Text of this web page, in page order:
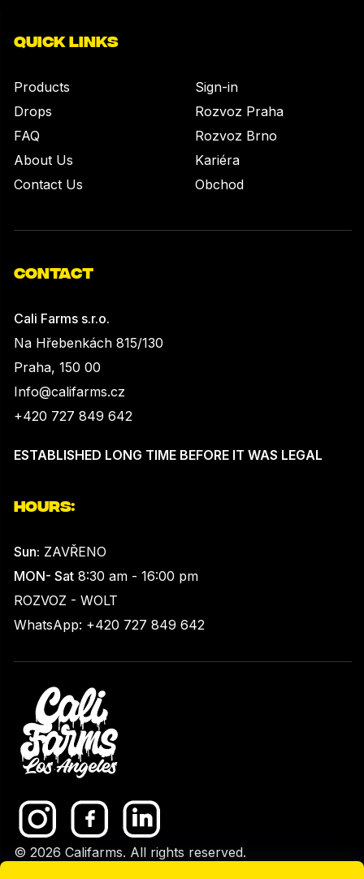
QUICK LINKS
Products
Drops
FAQ
About Us
Contact Us
Sign-in
Rozvoz Praha
Rozvoz Brno
Kariéra
Obchod
CONTACT
Cali Farms s.r.o.
Na Hřebenkách 815/130
Praha, 150 00
Info@califarms.cz
+420 727 849 642
ESTABLISHED LONG TIME BEFORE IT WAS LEGAL
HOURS:
Sun: ZAVŘENO
MON- Sat 8:30 am - 16:00 pm
ROZVOZ - WOLT
WhatsApp: +420 727 849 642
© 2026 Califarms. All rights reserved.